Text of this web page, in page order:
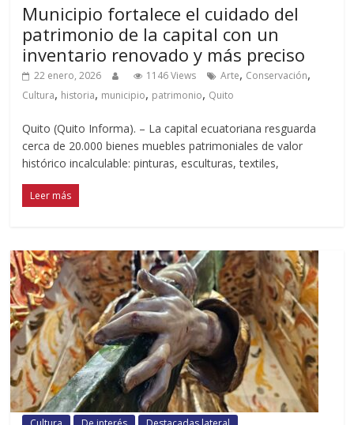
Municipio fortalece el cuidado del
patrimonio de la capital con un
inventario renovado y más preciso
22 enero, 2026 1146 Views Arte, Conservación,
Cultura, historia, municipio, patrimonio, Quito
Quito (Quito Informa). – La capital ecuatoriana resguarda
cerca de 20.000 bienes muebles patrimoniales de valor
histórico incalculable: pinturas, esculturas, textiles,
Leer más